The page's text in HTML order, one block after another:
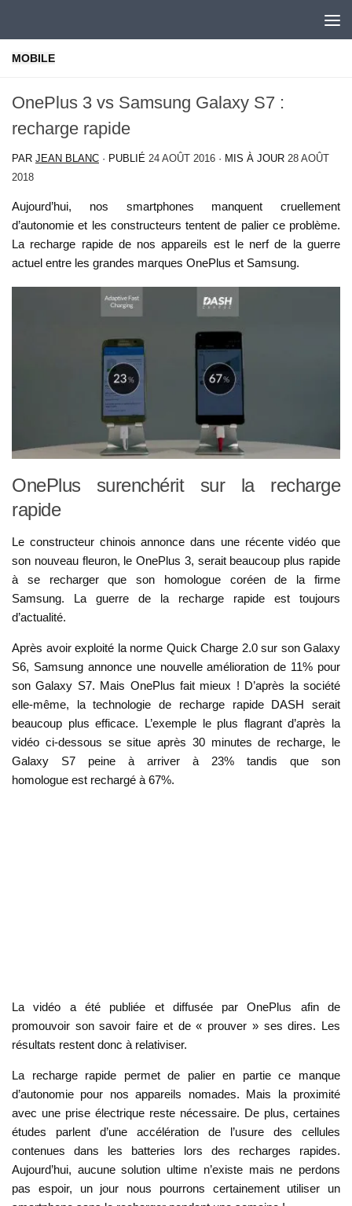
MOBILE
OnePlus 3 vs Samsung Galaxy S7 :
recharge rapide
PAR JEAN BLANC · PUBLIÉ 24 AOÛT 2016 · MIS À JOUR 28 AOÛT
2018
Aujourd’hui, nos smartphones manquent cruellement
d’autonomie et les constructeurs tentent de palier ce problème.
La recharge rapide de nos appareils est le nerf de la guerre
actuel entre les grandes marques OnePlus et Samsung.
OnePlus surenchérit sur la recharge
rapide
Le constructeur chinois annonce dans une récente vidéo que
son nouveau fleuron, le OnePlus 3, serait beaucoup plus rapide
à se recharger que son homologue coréen de la firme
Samsung. La guerre de la recharge rapide est toujours
d’actualité.
Après avoir exploité la norme Quick Charge 2.0 sur son Galaxy
S6, Samsung annonce une nouvelle amélioration de 11% pour
son Galaxy S7. Mais OnePlus fait mieux ! D’après la société
elle-même, la technologie de recharge rapide DASH serait
beaucoup plus efficace. L’exemple le plus flagrant d’après la
vidéo ci-dessous se situe après 30 minutes de recharge, le
Galaxy S7 peine à arriver à 23% tandis que son
homologue est rechargé à 67%.
La vidéo a été publiée et diffusée par OnePlus afin de
promouvoir son savoir faire et de « prouver » ses dires. Les
résultats restent donc à relativiser.
La recharge rapide permet de palier en partie ce manque
d’autonomie pour nos appareils nomades. Mais la proximité
avec une prise électrique reste nécessaire. De plus, certaines
études parlent d’une accélération de l’usure des cellules
contenues dans les batteries lors des recharges rapides.
Aujourd’hui, aucune solution ultime n’existe mais ne perdons
pas espoir, un jour nous pourrons certainement utiliser un